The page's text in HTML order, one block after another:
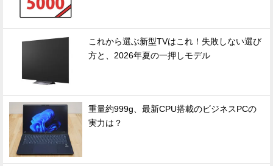
これから選ぶ新型TVはこれ！失敗しない選び
方と、2026年夏の一押しモデル
重量約999g、最新CPU搭載のビジネスPCの
実力は？